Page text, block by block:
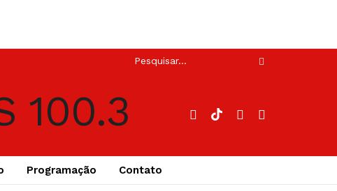
Programação Contato